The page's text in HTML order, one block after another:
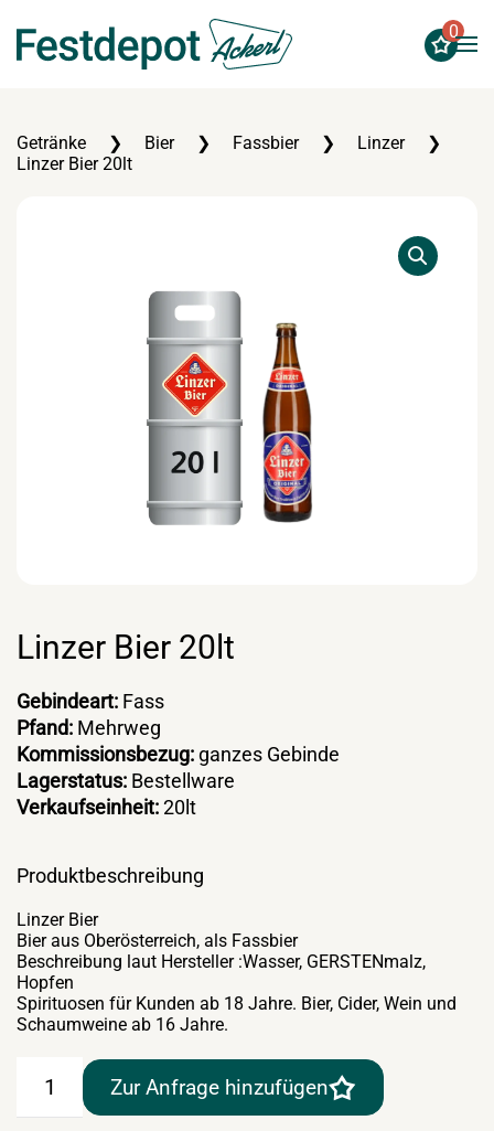
Zum Hauptinhalt springen
0
Getränke Bier Fassbier
Linzer
Linzer Bier 20lt
Linzer Bier 20lt
Gebindeart: Fass
Pfand: Mehrweg
Kommissionsbezug: ganzes Gebinde
Lagerstatus: Bestellware
Verkaufseinheit:20lt
Produktbeschreibung
Linzer Bier
Bier aus Oberösterreich, als Fassbier
Beschreibung laut Hersteller :Wasser, GERSTENmalz,
Hopfen
Spirituosen für Kunden ab 18 Jahre. Bier, Cider, Wein und
Schaumweine ab 16 Jahre.
Zur Anfrage hinzufügen